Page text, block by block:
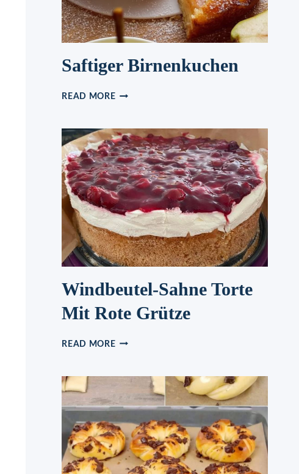
Saftiger Birnenkuchen
READ MORESAFTIGER
Windbeutel-Sahne Torte
Mit Rote Grütze
READ MOREWINDBEUTEL-
MIT
GRÜTZE